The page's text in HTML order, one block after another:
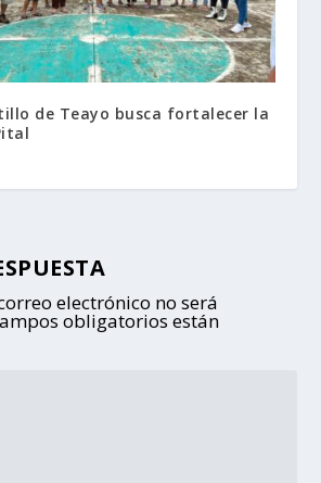
de Teayo busca fortalecer la
electrónico no será
obligatorios están